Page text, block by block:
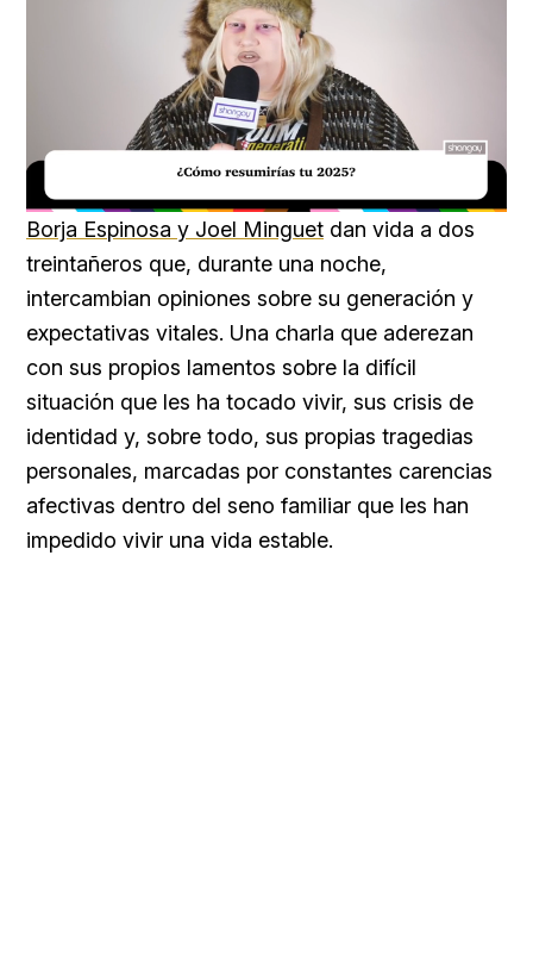
Unmute Loaded:
18.59%
Borja Espinosa y Joel Minguet dan vida a dos
treintañeros que, durante una noche,
intercambian opiniones sobre su generación y
expectativas vitales. Una charla que aderezan
con sus propios lamentos sobre la difícil
situación que les ha tocado vivir, sus crisis de
identidad y, sobre todo, sus propias tragedias
personales, marcadas por constantes carencias
afectivas dentro del seno familiar que les han
impedido vivir una vida estable.